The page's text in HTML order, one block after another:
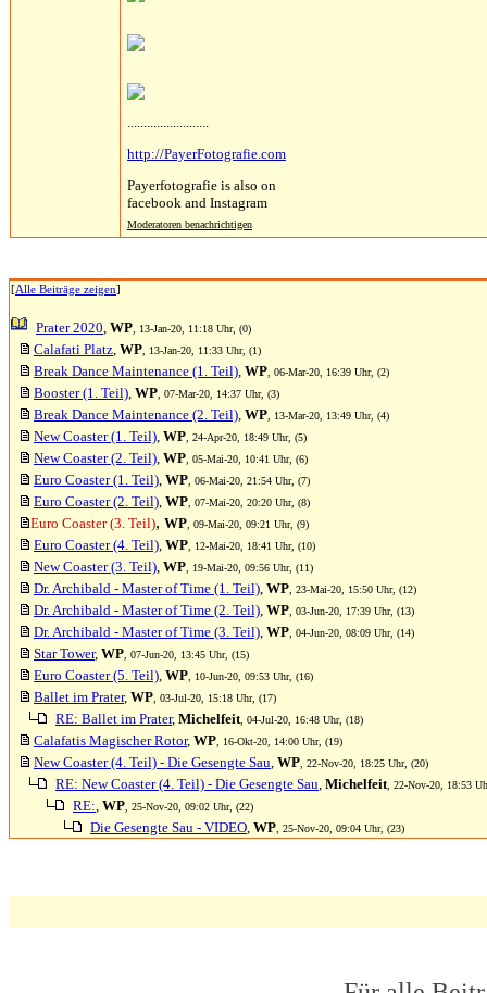
.........................
http://PayerFotografie.com
Payerfotografie is also on
facebook and Instagram
Moderatoren benachrichtigen
[Alle Beiträge zeigen]
Prater 2020, WP , 13-Jan-20, 11:18 Uhr, (0)
Calafati Platz, WP , 13-Jan-20, 11:33 Uhr, (1)
Break Dance Maintenance (1. Teil), WP , 06-Mar-20, 16:39 Uhr, (2)
Booster (1. Teil), WP , 07-Mar-20, 14:37 Uhr, (3)
Break Dance Maintenance (2. Teil), WP , 13-Mar-20, 13:49 Uhr, (4)
New Coaster (1. Teil), WP , 24-Apr-20, 18:49 Uhr, (5)
New Coaster (2. Teil), WP , 05-Mai-20, 10:41 Uhr, (6)
Euro Coaster (1. Teil), WP , 06-Mai-20, 21:54 Uhr, (7)
Euro Coaster (2. Teil), WP , 07-Mai-20, 20:20 Uhr, (8)
Euro Coaster (3. Teil), WP , 09-Mai-20, 09:21 Uhr, (9)
Euro Coaster (4. Teil), WP , 12-Mai-20, 18:41 Uhr, (10)
New Coaster (3. Teil), WP , 19-Mai-20, 09:56 Uhr, (11)
Dr. Archibald - Master of Time (1. Teil), WP , 23-Mai-20, 15:50 Uhr, (12)
Dr. Archibald - Master of Time (2. Teil), WP , 03-Jun-20, 17:39 Uhr, (13)
Dr. Archibald - Master of Time (3. Teil), WP , 04-Jun-20, 08:09 Uhr, (14)
Star Tower, WP , 07-Jun-20, 13:45 Uhr, (15)
Euro Coaster (5. Teil), WP , 10-Jun-20, 09:53 Uhr, (16)
Ballet im Prater, WP , 03-Jul-20, 15:18 Uhr, (17)
RE: Ballet im Prater, Michelfeit , 04-Jul-20, 16:48 Uhr, (18)
Calafatis Magischer Rotor, WP , 16-Okt-20, 14:00 Uhr, (19)
New Coaster (4. Teil) - Die Gesengte Sau, WP , 22-Nov-20, 18:25 Uhr, (20)
RE: New Coaster (4. Teil) - Die Gesengte Sau, Michelfeit , 22-Nov-20, 18:53
RE:, WP , 25-Nov-20, 09:02 Uhr, (22)
Die Gesengte Sau - VIDEO, WP , 25-Nov-20, 09:04 Uhr, (23)